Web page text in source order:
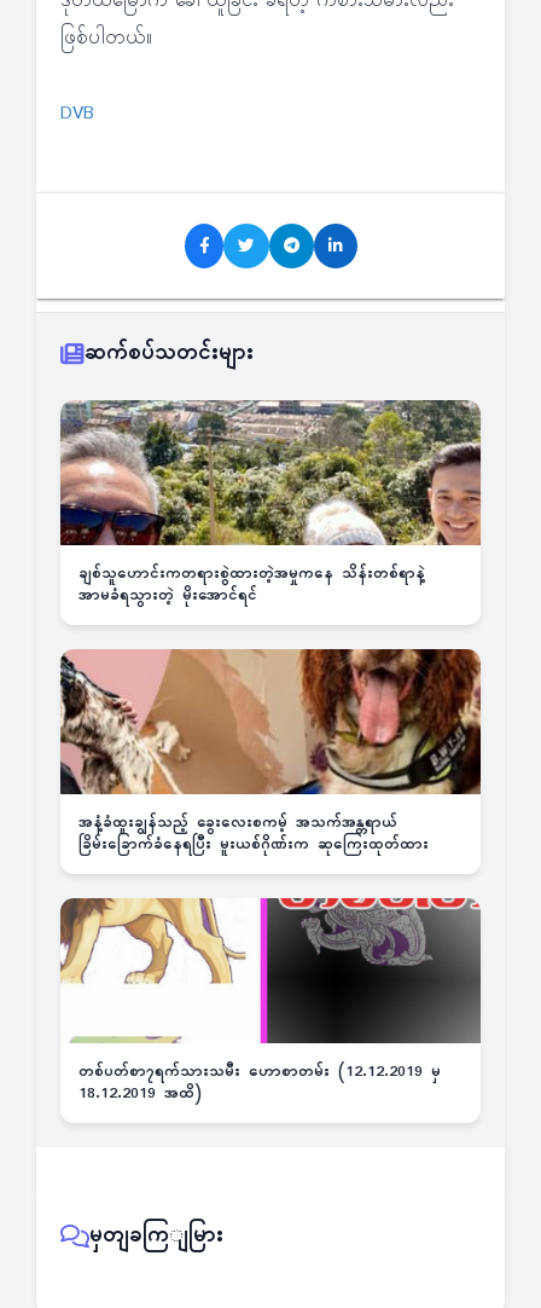
ဖြစ်ပါတယ်။
DVB
ဆက်စပ်သတင်းများ
ချစ်သူဟောင်းကတရားစွဲထားတဲ့အမှုကနေ သိန်းတစ်ရာနဲ့
အာမခံရသွားတဲ့ မိုးအောင်ရင်
အနံ့ခံထူးချွန်သည့် ခွေးလေးစကမ့် အသက်အန္တရာယ်
ခြိမ်းခြောက်ခံနေရပြီး မူးယစ်ဂိုဏ်းက ဆုကြေးထုတ်ထား
တစ်ပတ်စာ၇ရက်သားသမီး ဟောစာတမ်း (12.12.2019 မှ
18.12.2019 အထိ)
မှတျခကြျမြား